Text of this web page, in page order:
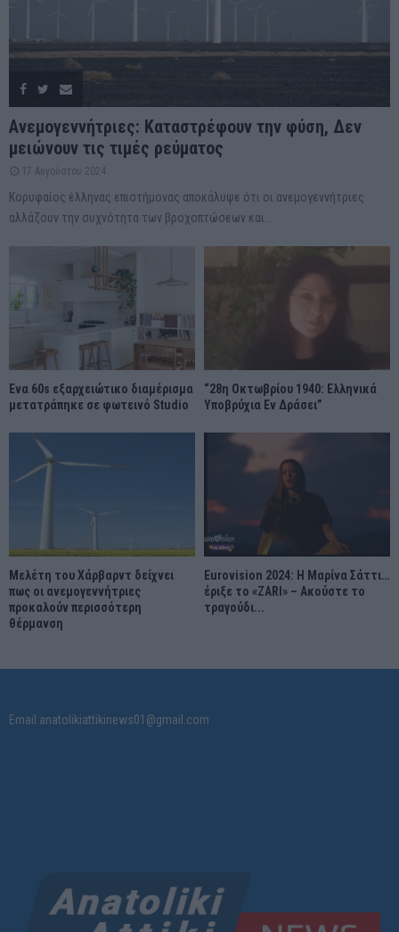
Ανεμογεννήτριες: Καταστρέφουν την φύση, Δεν
μειώνουν τις τιμές ρεύματος
17 Αυγούστου 2024
Κορυφαίος έλληνας επιστήμονας αποκάλυψε ότι οι ανεμογεννήτριες
αλλάζουν την συχνότητα των βροχοπτώσεων και...
Ένα 60s εξαρχειώτικο διαμέρισμα
μετατράπηκε σε φωτεινό Studio
“28η Οκτωβρίου 1940: Ελληνικά
Υποβρύχια Εν Δράσει”
Μελέτη του Χάρβαρντ δείχνει
πως οι ανεμογεννήτριες
προκαλούν περισσότερη
θέρμανση
Eurovision 2024: Η Μαρίνα Σάττι…
έριξε το «ZARI» – Ακούστε το
τραγούδι...
Email:anatolikiattikinews01@gmail.com